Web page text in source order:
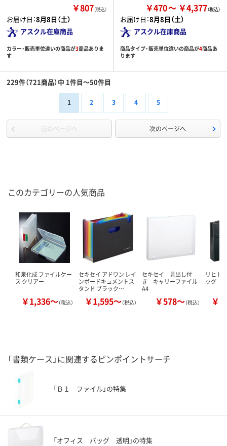
￥807（税込）
お届け日：8月8日（土）
アスクル在庫商品
カラー・販売単位違いの商品が3商品ありま
す
￥470 ￥4,377
お届け日：8月8日（土）
アスクル在庫商品
商品タイプ・販売単位違いの商品が4商品あ
ります
229件（721商品）中 1件目～50件目
1 2 3 4 5
前のページへ 次のページへ
このカテゴリーの人気商品
和泉化成 ファイルケー
ス クリアー
￥1,336～（税込）
セキセイ アドワン レイ
ンボードキュメントス
タンド ブラック…
￥1,595～（税込）
セキセイ 見出し付
き キャリーファイル
A4
￥578～（税込）
リヒト
ッグ
￥
「書類ケース」に関連するピンポイントサーチ
「Ｂ１ ファイル」の特集
「オフィス バッグ 透明」の特集